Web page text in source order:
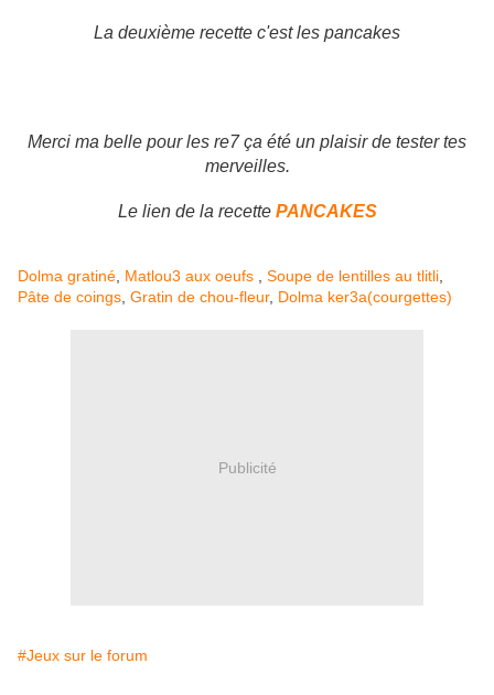
La deuxième recette c'est les pancakes
Merci ma belle pour les re7 ça été un plaisir de tester tes
merveilles.
Le lien de la recette PANCAKES
Dolma gratiné Matlou3 aux oeufs Soupe de lentilles au tlitli
Pâte de coings Gratin de chou-fleur, Dolma ker3a(courgettes)
Publicité
#Jeux sur le forum